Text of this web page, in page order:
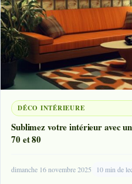
DÉCO INTÉRIEURE
Sublimez votre intérieur avec
70 et 80
dimanche 16 novembre 2025 10 min de